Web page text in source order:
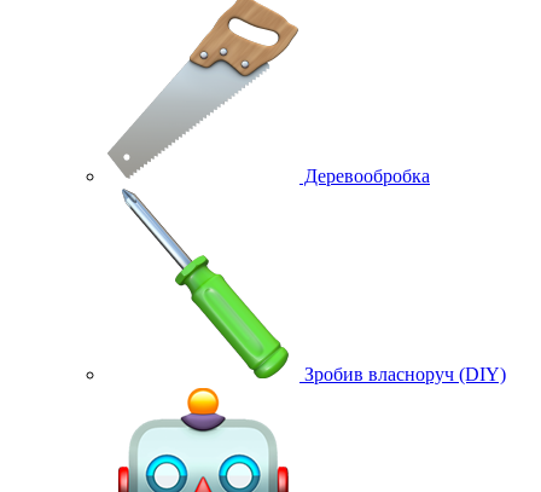
Деревообробка
Зробив власноруч (DIY)